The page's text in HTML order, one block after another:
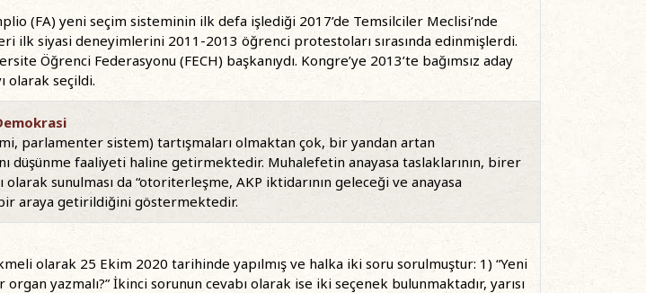
(FA) yeni seçim sisteminin ilk defa işlediği 2017’de Temsilciler Meclisi’nde
ilk siyasi deneyimlerini 2011-2013 öğrenci protestoları sırasında edinmişlerdi.
Öğrenci Federasyonu (FECH) başkanıydı. Kongre’ye 2013’te bağımsız aday
olarak seçildi.
parlamenter sistem) tartışmaları olmaktan çok, bir yandan artan
düşünme faaliyeti haline getirmektedir. Muhalefetin anayasa taslaklarının, birer
sunulması da “otoriterleşme, AKP iktidarının geleceği ve anayasa
araya getirildiğini göstermektedir.
olarak 25 Ekim 2020 tarihinde yapılmış ve halka iki soru sorulmuştur: 1) “Yeni
organ yazmalı?” İkinci sorunun cevabı olarak ise iki seçenek bulunmaktadır, yarısı